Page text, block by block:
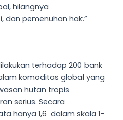
hilangnya
dan pemenuhan hak.”
terhadap 200 bank
komoditas global yang
hutan tropis
serius. Secara
hanya 1,6 dalam skala 1-